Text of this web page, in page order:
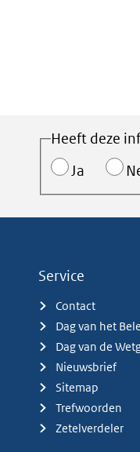
Heeft deze
Ja
Service
Contact
Dag van het
Dag van de
Nieuwsbrief
Sitemap
Trefwoorden
Zetelverdeler